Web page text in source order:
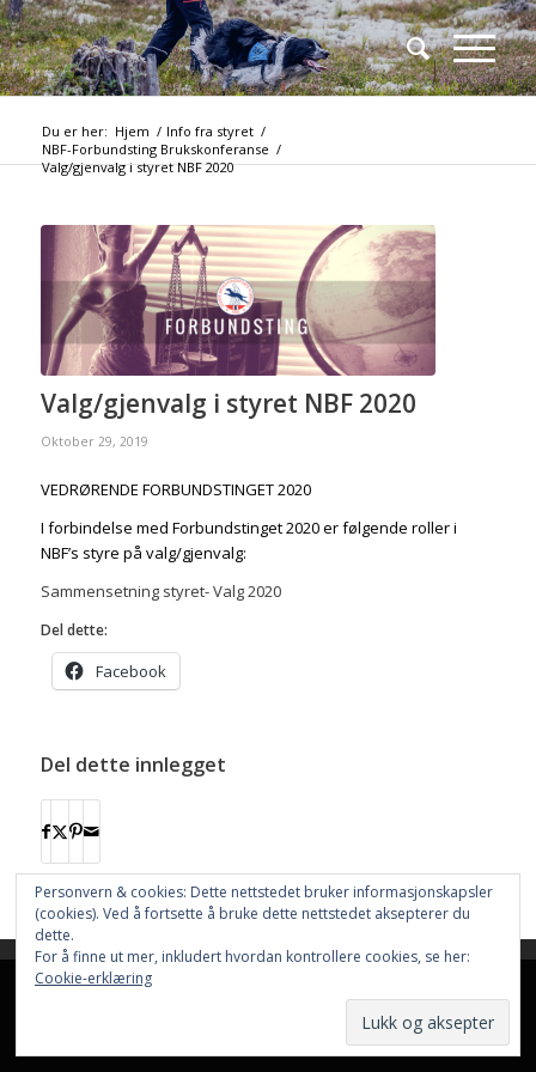
Du er her: Hjem / Info fra styret /
NBF-Forbundsting Brukskonferanse /
Valg/gjenvalg i styret NBF 2020
Valg/gjenvalg i styret NBF 2020
Oktober 29, 2019
VEDRØRENDE FORBUNDSTINGET 2020
I forbindelse med Forbundstinget 2020 er følgende roller i
NBF’s styre på valg/gjenvalg:
Sammensetning styret- Valg 2020
Del dette:
Facebook
Del dette innlegget
Nettstedet bruker
Aktiviteter
Informasjon
This site uses cookies. By continuing to browse the site, you are
Learn more
Personvern & cookies: Dette nettstedet bruker informasjonskapsler
(cookies). Ved å fortsette å bruke dette nettstedet aksepterer du
dette.
For å finne ut mer, inkludert hvordan kontrollere cookies, se her:
Cookie-erklæring